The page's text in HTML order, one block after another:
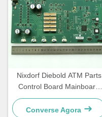
Nixdorf Diebold ATM Parts
Control Board Mainboard
CCA Discovery
49242480000B
Converse Agora